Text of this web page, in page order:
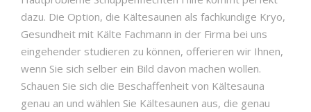
dazu. Die Option, die Kältesaunen als fachkundige Kryo,
Gesundheit mit Kälte Fachmann in der Firma bei uns
eingehender studieren zu können, offerieren wir Ihnen,
wenn Sie sich selber ein Bild davon machen wollen.
Schauen Sie sich die Beschaffenheit von Kältesauna
genau an und wählen Sie Kältesaunen aus, die genau